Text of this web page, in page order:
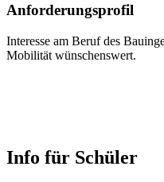
Anforderungsprofil
Interesse am Beruf des
Mobilität wünschenswert.
Info für Schüler